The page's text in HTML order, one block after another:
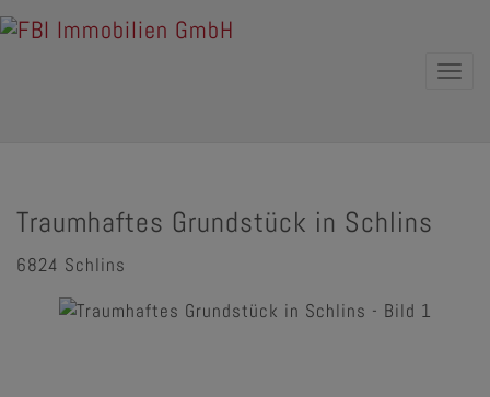
Traumhaftes Grundstück in Schlins
6824 Schlins